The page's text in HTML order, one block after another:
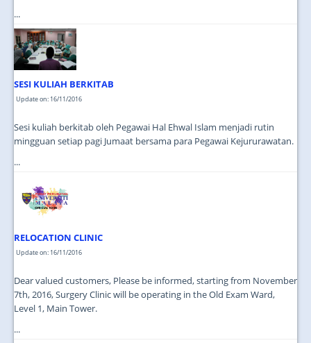
...
SESI KULIAH BERKITAB
Update on: 16/11/2016
Sesi kuliah berkitab oleh Pegawai Hal Ehwal Islam menjadi rutin
mingguan setiap pagi Jumaat bersama para Pegawai Kejururawatan.
...
RELOCATION CLINIC
Update on: 16/11/2016
Dear valued customers, Please be informed, starting from November
7th, 2016, Surgery Clinic will be operating in the Old Exam Ward,
Level 1, Main Tower.
...